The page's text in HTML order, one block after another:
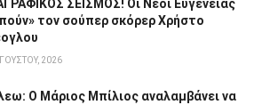
ΣΕΙΣΜΟΣ! Οι Νέοι Ευγένειας
τον σούπερ σκόρερ Χρήστο
2026
Ο Μάριος Μπίλιος αναλαμβάνει να